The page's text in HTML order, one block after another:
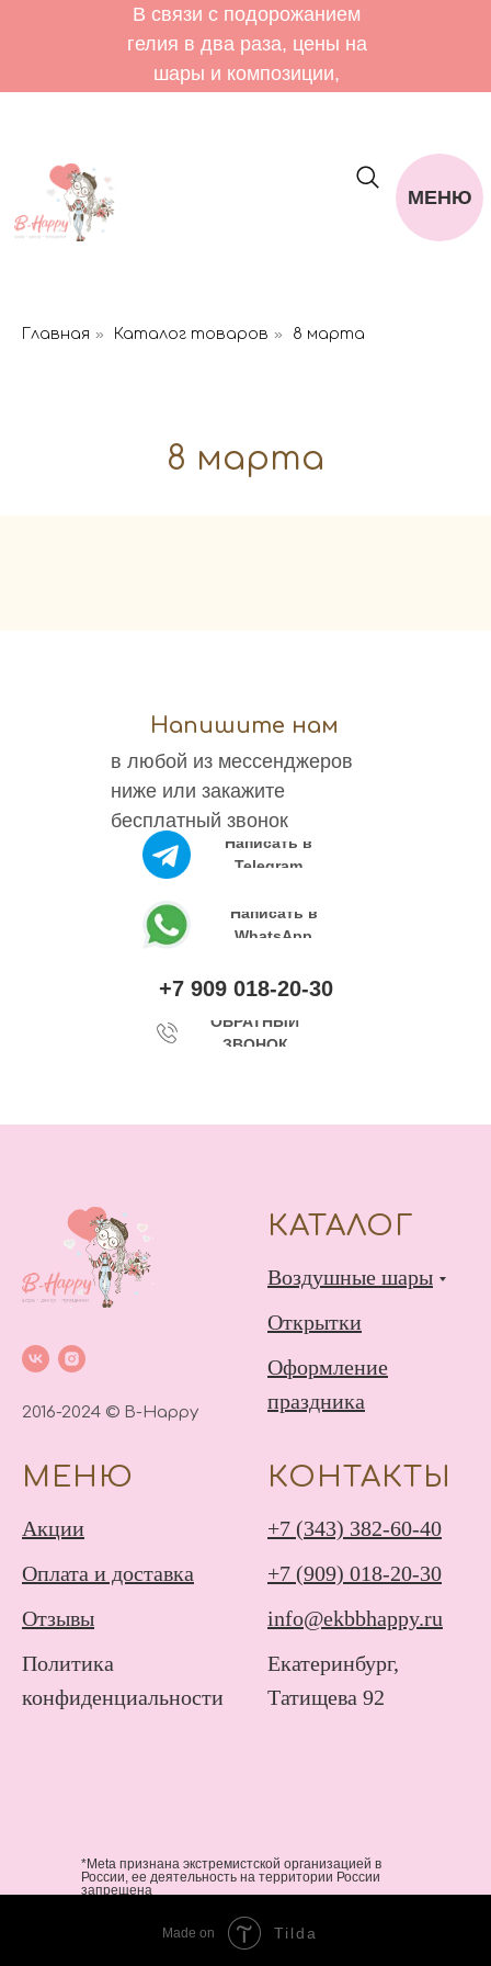
В связи с подорожанием
гелия в два раза, цены на
шары и композиции,
10.00-19.00. Вс: 11.00-18.00
МЕНЮ
Главная » Каталог товаров » 8 марта
8 марта
Напишите нам
в любой из мессенджеров
ниже или закажите
бесплатный звонок
Написать в
Telegram
Написать в
WhatsApp
ОБРАТНЫЙ
ЗВОНОК
+7 909 018-20-30
2016-2024 © B-Happy
КАТАЛОГ
Воздушные шары
Открытки
Оформление
праздника
МЕНЮ
Акции
Оплата и доставка
Отзывы
Политика
конфиденциальности
КОНТАКТЫ
+7 (343) 382-60-40
+7 (909) 018-20-30
info@ekbbhappy.ru
Екатеринбург,
Татищева 92
*Meta признана экстремистской организацией в
России, ее деятельность на территории России
запрещена
Made on Tilda